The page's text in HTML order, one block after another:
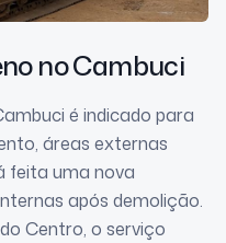
no Cambuci
é indicado para
áreas externas
feita uma nova
após demolição.
Centro, o serviço